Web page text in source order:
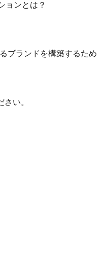
ョンとは？
ブランドを構築するため
い。